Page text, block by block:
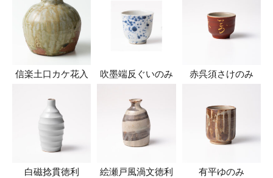
信楽土口カケ花入 吹墨端反ぐいのみ 赤呉須さけのみ
白磁捻貫徳利 絵瀬戸風渦文徳利 有平ゆのみ